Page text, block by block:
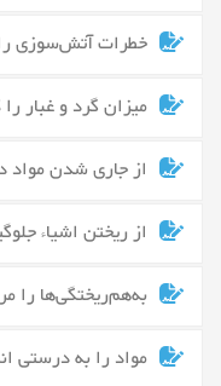
خطرات آتش‌سوزی
میزان گرد و غبار
از جاری شدن مواد
از ریختن اشیاء
به‌هم‌ریختگی‌ها را
مواد را به درستی